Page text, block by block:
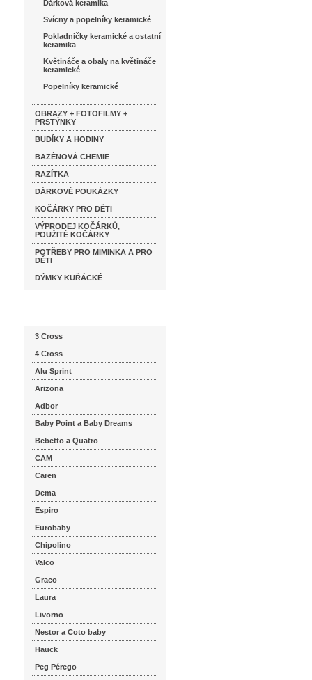
Dárková keramika
Svícny a popelníky keramické
Pokladničky keramické a ostatní
keramika
Květináče a obaly na květináče
keramické
Popelníky keramické
OBRAZY + FOTOFILMY +
PRSTÝNKY
BUDÍKY A HODINY
BAZÉNOVÁ CHEMIE
RAZÍTKA
DÁRKOVÉ POUKÁZKY
KOČÁRKY PRO DĚTI
VÝPRODEJ KOČÁRKŮ,
POUŽITÉ KOČÁRKY
POTŘEBY PRO MIMINKA A PRO
DĚTI
DÝMKY KUŘÁCKÉ
3 Cross
4 Cross
Alu Sprint
Arizona
Adbor
Baby Point a Baby Dreams
Bebetto a Quatro
CAM
Caren
Dema
Espiro
Eurobaby
Chipolino
Valco
Graco
Laura
Livorno
Nestor a Coto baby
Hauck
Peg Pérego